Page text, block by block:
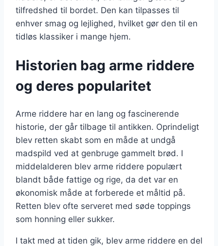
tilfredshed til bordet. Den kan tilpasses til
enhver smag og lejlighed, hvilket gør den til en
tidløs klassiker i mange hjem.
Historien bag arme riddere
og deres popularitet
Arme riddere har en lang og fascinerende
historie, der går tilbage til antikken. Oprindeligt
blev retten skabt som en måde at undgå
madspild ved at genbruge gammelt brød. I
middelalderen blev arme riddere populært
blandt både fattige og rige, da det var en
økonomisk måde at forberede et måltid på.
Retten blev ofte serveret med søde toppings
som honning eller sukker.
I takt med at tiden gik, blev arme riddere en del